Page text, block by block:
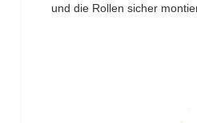
und die Rollen sicher